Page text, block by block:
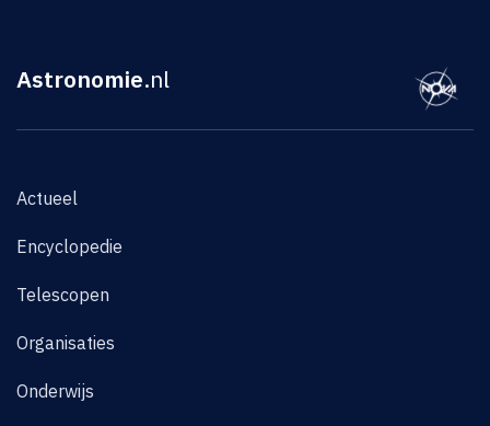
Astronomie.nl
Actueel
Encyclopedie
Telescopen
Organisaties
Onderwijs